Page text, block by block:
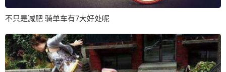
不只是减肥 骑单车有7大好处呢